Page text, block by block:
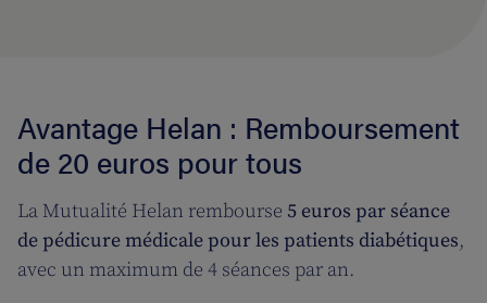
Avantage Helan : Remboursement
de 20 euros pour tous
La Mutualité Helan rembourse 5 euros par séance
de pédicure médicale pour les patients diabétiques,
avec un maximum de 4 séances par an.